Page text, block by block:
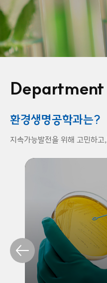
Department
환경생명공학과는?
지속가능발전을 위해 고민하고,